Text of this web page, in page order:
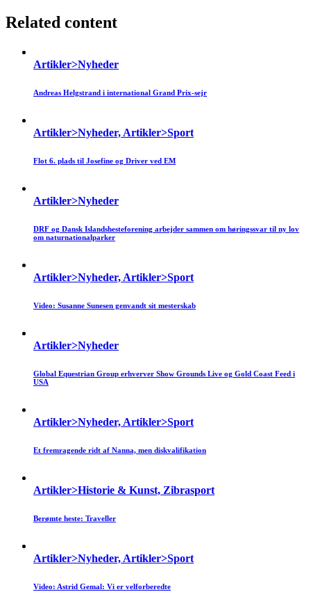
Related content
Artikler>Nyheder
Andreas Helgstrand i international Grand Prix-sejr
Artikler>Nyheder, Artikler>Sport
Flot 6. plads til Josefine og Driver ved EM
Artikler>Nyheder
DRF og Dansk Islandshesteforening arbejder sammen om høringssvar til ny lov
om naturnationalparker
Artikler>Nyheder, Artikler>Sport
Video: Susanne Sunesen genvandt sit mesterskab
Artikler>Nyheder
Global Equestrian Group erhverver Show Grounds Live og Gold Coast Feed i
USA
Artikler>Nyheder, Artikler>Sport
Et fremragende ridt af Nanna, men diskvalifikation
Artikler>Historie & Kunst, Zibrasport
Berømte heste: Traveller
Artikler>Nyheder, Artikler>Sport
Video: Astrid Gemal: Vi er velforberedte